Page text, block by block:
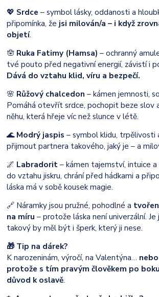
💖 Srdce– symbol lásky, oddanosti a
připomínka, že jsi milován/a – i když
objetí.
🪬 Ruka Fatimy (Hamsa)– ochranný
tvé pouto před negativní energií, závistí i
Dává do vztahu klid, víru a bezpečí.
🌸 Růžový chalcedon – kámen jemnosti,
Pomáhá otevřít srdce, pochopit beze slov
něhu, která hřeje víc než slunce v létě.
🌊Modrý jaspis – symbol klidu, trpělivosti
přijmout partnera takového, jaký je – a
🌌 Labradorit– kámen tajemství, intuice a
do vztahu jiskru, chrání před hádkami a
láska má v sobě kousek magie.
🔗 Náramky jsou pružné, pohodlné a
na míru – protože láska není univerzální. Je
takový by měl být i šperk, který ji nese.
🎁 Tip na dárek?
K narozeninám, výročí, na Valentýna…
protože s tím pravým člověkem po
důvod k oslavě.